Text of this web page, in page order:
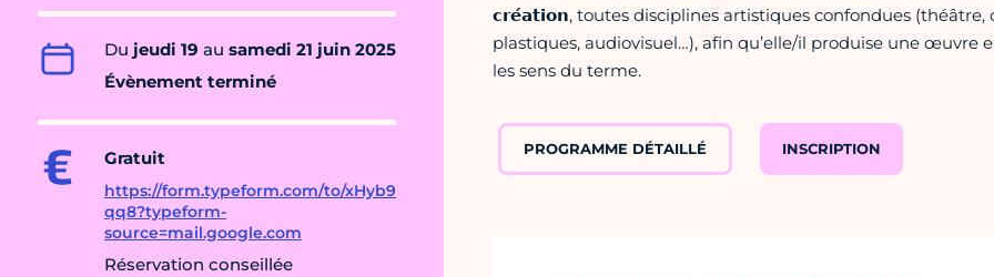
Du jeudi 19 au samedi 21 juin 2025
Évènement terminé
Gratuit
https://form.typeform.com/to/xHyb9
qq8?typeform-
source=mail.google.com
Réservation conseillée
𝗰𝗿𝗲́𝗮𝘁𝗶𝗼𝗻, toutes disciplines artistiques confondues
plastiques, audiovisuel…), afin qu’elle/il produise une œuvre
les sens du terme.
PROGRAMME DÉTAILLÉ INSCRIPTION